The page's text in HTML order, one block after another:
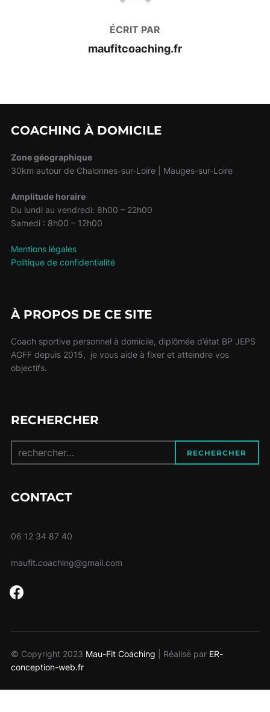
ÉCRIT PAR
maufitcoaching.fr
COACHING À DOMICILE
Zone géographique
30km autour de Chalonnes-sur-Loire | Mauges-sur-Loire
Amplitude horaire
Du lundi au vendredi: 8h00 – 22h00
Samedi : 8h00 – 12h00
Mentions légales
Politique de confidentialité
À PROPOS DE CE SITE
Coach sportive personnel à domicile, diplômée d’état BP JEPS
AGFF depuis 2015, je vous aide à fixer et atteindre vos
objectifs.
RECHERCHER
pour :
RECHERCHER
CONTACT
06 12 34 87 40
maufit.coaching@gmail.com
facebook
© Copyright 2023 Mau-Fit Coaching | Réalisé par ER-
conception-web.fr